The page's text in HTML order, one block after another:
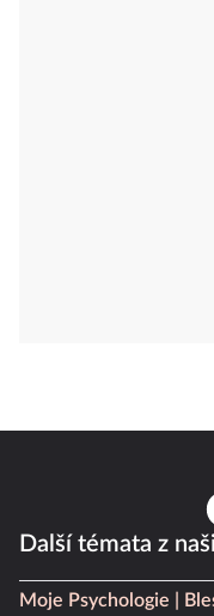
Další témata z
Moje Psychologie